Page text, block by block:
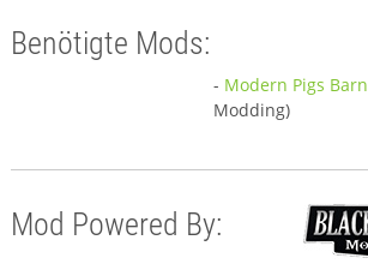
Benötigte Mods:
- Modern Pigs Barn
Modding)
Mod Powered By: